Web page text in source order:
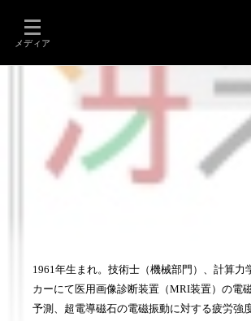
メディア
1961年生まれ。技術士（機械部門）、計算
カーにて医用画像診断装置（MRI装置）の電
予測、超電導磁石の電磁振動に対する疲労強